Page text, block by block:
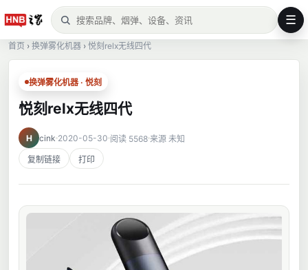
☰
首页 › 换弹雾化机器 › 悦刻relx无线四代
换弹雾化机器 · 悦刻
悦刻relx无线四代
H cink 2020-05-30 阅读 5568 来源 未知
复制链接 打印